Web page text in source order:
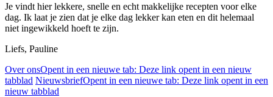
Je vindt hier lekkere, snelle en echt makkelijke recepten voor elke
dag. Ik laat je zien dat je elke dag lekker kan eten en dit helemaal
niet ingewikkeld hoeft te zijn.
Liefs, Pauline
Over onsOpent in een nieuwe tab: Deze link opent in een nieuw
tabblad NieuwsbriefOpent in een nieuwe tab: Deze link opent in een
nieuw tabblad